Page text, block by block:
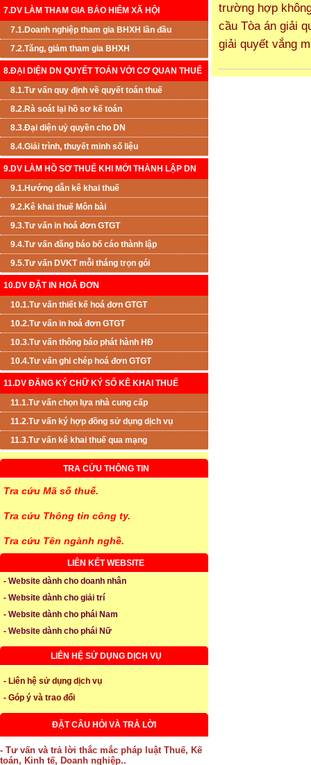
7.DV LÀM THAM GIA BẢO HIỂM XÃ HỘI
7.1.Doanh nghiệp tham gia BHXH lần đầu
7.2.Tăng, giảm tham gia BHXH
8.ĐẠI DIỆN DN QUYẾT TOÁN VỚI CƠ QUAN THUẾ
8.1.Tư vấn quy định về quyết toán thuế
8.2.Rà soát lại hồ sơ kế toán
8.3.Đại diện uỷ quyền cho DN
8.4.Giải trình, thuyết minh số liệu
9.DV LÀM HỒ SƠ THUẾ KHI MỚI THÀNH LẬP DN
9.1.Hướng dẫn kê khai thuế
9.2.Kê khai thuế Môn bài
9.3.Tư vấn in hoá đơn GTGT
9.4.Tư vấn đăng báo bố cáo thành lập
9.5.Tư vấn DVKT mỗi tháng trọn gói
10.DV ĐẶT IN HOÁ ĐƠN
10.1.Tư vấn thiết kế hoá đơn GTGT
10.2.Tư vấn in hoá đơn GTGT
10.3.Tư vấn thông báo phát hành HĐ
10.4.Tư vấn ghi chép hoá đơn GTGT
11.DV ĐĂNG KÝ CHỮ KÝ SỐ KÊ KHAI THUẾ
11.1.Tư vấn chọn lựa nhà cung cấp
11.2.Tư vấn ký hợp đồng sử dụng dịch vụ
11.3.Tư vấn kê khai thuế qua mạng
TRA CỨU THÔNG TIN
Tra cứu Mã số thuế.
Tra cứu Thông tin công ty.
Tra cứu Tên ngành nghề.
LIÊN KẾT WEBSITE
- Website dành cho doanh nhân
- Website dành cho giải trí
- Website dành cho phái Nam
- Website dành cho phái Nữ
LIÊN HỆ SỬ DỤNG DỊCH VỤ
- Liên hệ sử dụng dịch vụ
- Góp ý và trao đổi
ĐẶT CÂU HỎI VÀ TRẢ LỜI
- Tư vấn và trả lời thắc mắc pháp luật Thuế, Kế
toán, Kinh tế, Doanh nghiệp..
trường hợp
cầu Tòa án giải
giải quyết vắng